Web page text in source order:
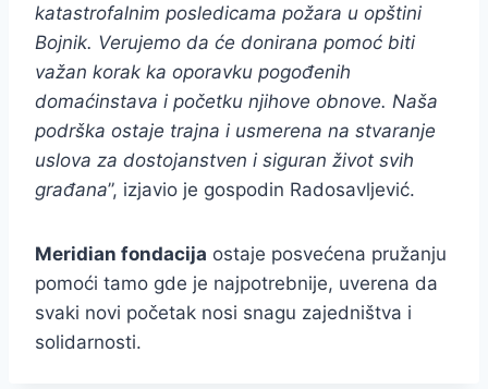
katastrofalnim posledicama požara u opštini
Bojnik. Verujemo da će donirana pomoć biti
važan korak ka oporavku pogođenih
domaćinstava i početku njihove obnove. Naša
podrška ostaje trajna i usmerena na stvaranje
uslova za dostojanstven i siguran život svih
građana”, izjavio je gospodin Radosavljević.
Meridian fondacija ostaje posvećena pružanju
pomoći tamo gde je najpotrebnije, uverena da
svaki novi početak nosi snagu zajedništva i
solidarnosti.